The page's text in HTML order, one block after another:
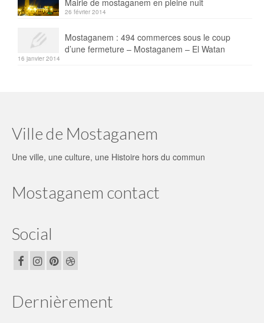
26 février 2014
Mostaganem : 494 commerces sous le coup
d’une fermeture – Mostaganem – El Watan
16 janvier 2014
Ville de Mostaganem
Une ville, une culture, une Histoire hors du commun
Mostaganem contact
Social
Dernièrement